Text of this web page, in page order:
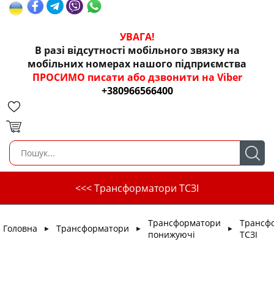
УВАГА!
В разі відсутності мобільного звязку на
мобільних номерах нашого підприємства
ПРОСИМО писати або дзвонити на Viber
+380966566400
<<< Трансформатори ТСЗІ
Головна ► Трансформатори ►
Трансформатори
понижуючі
►
ТСЗІ